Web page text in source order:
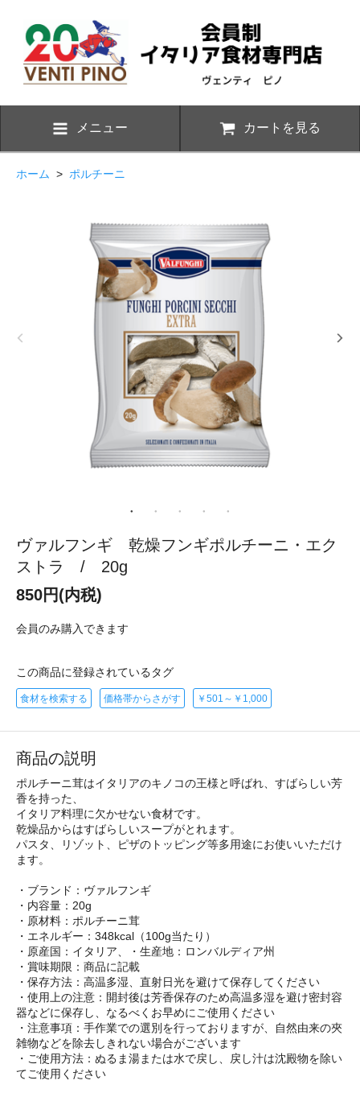
メニュー カートを見る
ホーム > ポルチーニ
ヴァルフンギ 乾燥フンギポルチーニ・エク
ストラ / 20g
850円(内税)
会員のみ購入できます
この商品に登録されているタグ
食材を検索する 価格帯からさがす ￥501～￥1,000
商品の説明
ポルチーニ茸はイタリアのキノコの王様と呼ばれ、すばらしい芳
香を持った、
イタリア料理に欠かせない食材です。
乾燥品からはすばらしいスープがとれます。
パスタ、リゾット、ピザのトッピング等多用途にお使いいただけ
ます。
・ブランド：ヴァルフンギ
・内容量：20g
・原材料：ポルチーニ茸
・エネルギー：348kcal（100g当たり）
・原産国：イタリア、・生産地：ロンバルディア州
・賞味期限：商品に記載
・保存方法：高温多湿、直射日光を避けて保存してください
・使用上の注意：開封後は芳香保存のため高温多湿を避け密封容
器などに保存し、なるべくお早めにご使用ください
・注意事項：手作業での選別を行っておりますが、自然由来の夾
雑物などを除去しきれない場合がございます
・ご使用方法：ぬるま湯または水で戻し、戻し汁は沈殿物を除い
てご使用ください